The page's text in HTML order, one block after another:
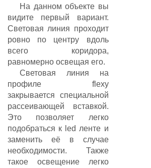
На данном объекте вы
видите первый вариант.
Световая линия проходит
ровно по центру вдоль
всего коридора,
равномерно освещая его.
Световая линия на
профиле flexy
закрывается специальной
рассеивающей вставкой.
Это позволяет легко
подобраться к led ленте и
заменить её в случае
необходимости. Также
такое освещение легко